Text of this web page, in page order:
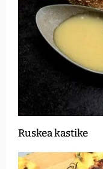
Ruskea kastike